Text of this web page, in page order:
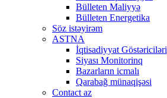
Bülleten Maliyyə
Bülleten Energetika
Söz istəyirəm
ASTNA
İqtisadiyyat Göstəriciləri
Siyası Monitorinq
Bazarların icmalı
Qarabağ münaqişəsi
Contact az